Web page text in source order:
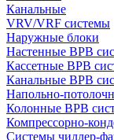
Канальные
VRV/VRF системы
Наружные блоки
Настенные ВРВ
Кассетные ВРВ
Канальные ВРВ
Напольно-
Колонные ВРВ
Компрессорно-
Системы чиллер-